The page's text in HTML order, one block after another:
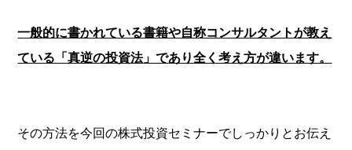
一般的に書かれている書籍や自称コンサルタントが教え
ている「真逆の投資法」であり全く考え方が違います。
その方法を今回の株式投資セミナーでしっかりとお伝え